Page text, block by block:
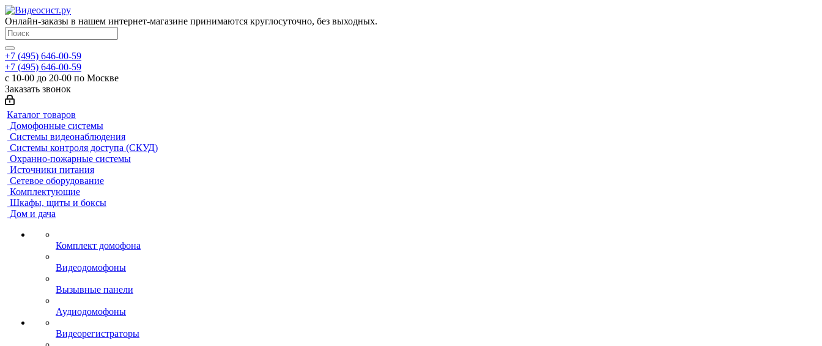
Онлайн-заказы в нашем интернет-магазине принимаются круглосуточно, без выходных.
+7 (495) 646-00-59
+7 (495) 646-00-59
с 10-00 до 20-00 по Москве
Заказать звонок
Каталог товаров
Домофонные системы
Системы видеонаблюдения
Системы контроля доступа (СКУД)
Охранно-пожарные системы
Источники питания
Сетевое оборудование
Комплектующие
Шкафы, щиты и боксы
Дом и дача
Комплект домофона
Видеодомофоны
Вызывные панели
Аудиодомофоны
Видеорегистраторы